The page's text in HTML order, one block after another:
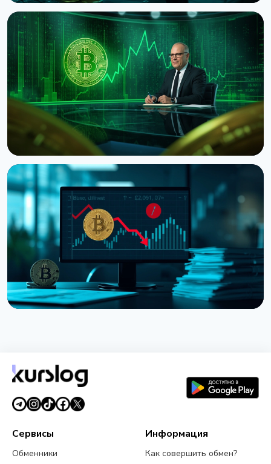
НОВОСТЬ
Bitcoin показывает death cross несмотря на
скачок до $65 300 на данных США
8 августа 2026 г.5 мин чтения
Ведущий CNBC Джим Крамер продает Bitcoin из-
за квантовой угрозы от IBM
5 августа 2026 г. 4 мин чтения
31 июля 2026 г.5 мин чтения
Сервисы
Обменники
Информация
Как совершить обмен?